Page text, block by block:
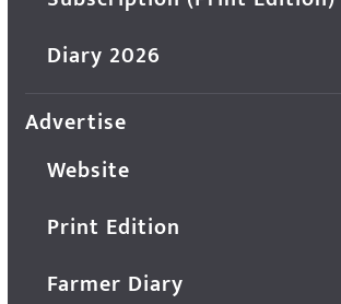
Diary 2026
Advertise
Website
Print Edition
Farmer Diary